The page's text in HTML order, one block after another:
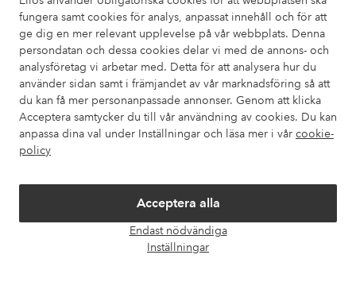
fungera samt cookies för analys, anpassat innehåll och för att
ge dig en mer relevant upplevelse på vår webbplats. Denna
persondatan och dessa cookies delar vi med de annons- och
analysföretag vi arbetar med. Detta för att analysera hur du
använder sidan samt i främjandet av vår marknadsföring så att
du kan få mer personanpassade annonser. Genom att klicka
Acceptera samtycker du till vår användning av cookies. Du kan
anpassa dina val under Inställningar och läsa mer i vår cookie-
policy
Acceptera alla
Endast nödvändiga
Inställningar
Om Ellos
Våra tjänster
Villkor